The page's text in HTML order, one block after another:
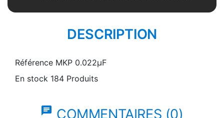
DESCRIPTION
Référence MKP 0.022µF
En stock 184 Produits
chat COMMENTAIRES (0)